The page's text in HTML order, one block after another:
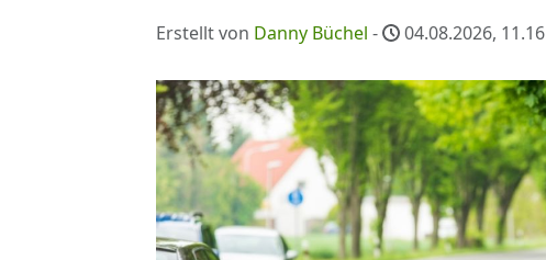
Erstellt von Danny Büchel - 04.08.2026, 11.16